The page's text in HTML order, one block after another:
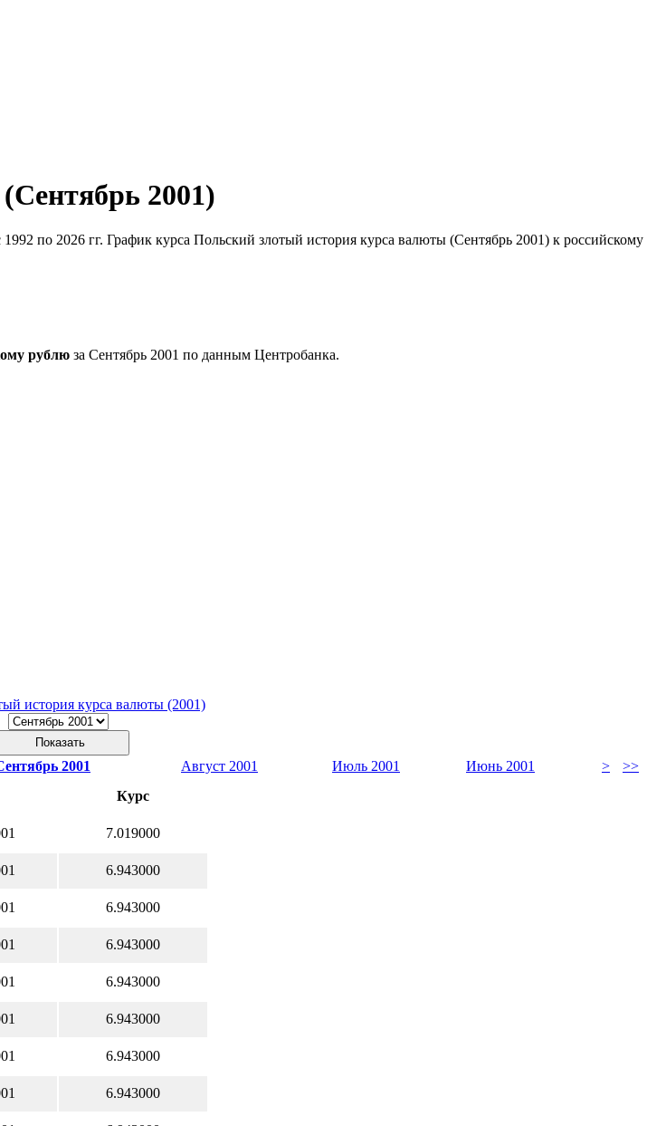
2001)
по 2026 гг. График курса Польский злотый история курса валюты (Сентябрь 2001) к российскому
рублю за Сентябрь 2001 по данным Центробанка.
история курса валюты (2001)
2001 Август 2001 Июль 2001 Июнь 2001 >
>>
Курс
7.019000
6.943000
6.943000
6.943000
6.943000
6.943000
6.943000
6.943000